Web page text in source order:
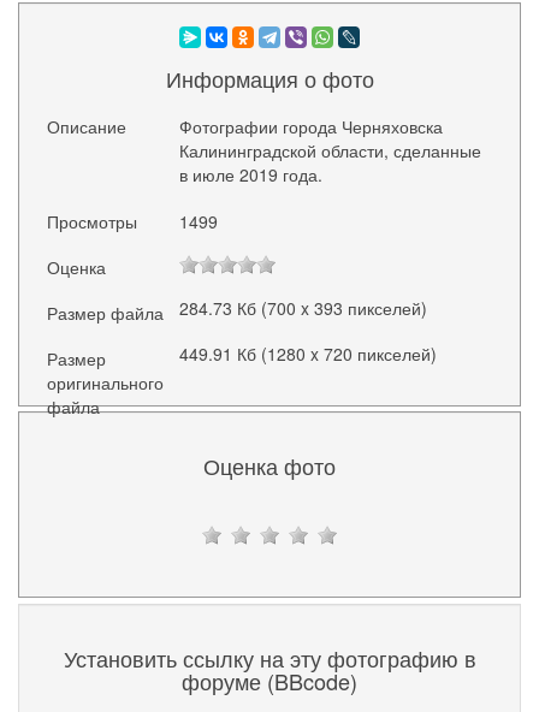
Информация о фото
Описание
Фотографии города Черняховска
Калининградской области, сделанные
в июле 2019 года.
Просмотры
1499
Оценка
Размер файла
284.73 Кб (700 x 393 пикселей)
Размер
оригинального
файла
449.91 Кб (1280 x 720 пикселей)
Оценка фото
Установить ссылку на эту фотографию в
форуме (BBcode)